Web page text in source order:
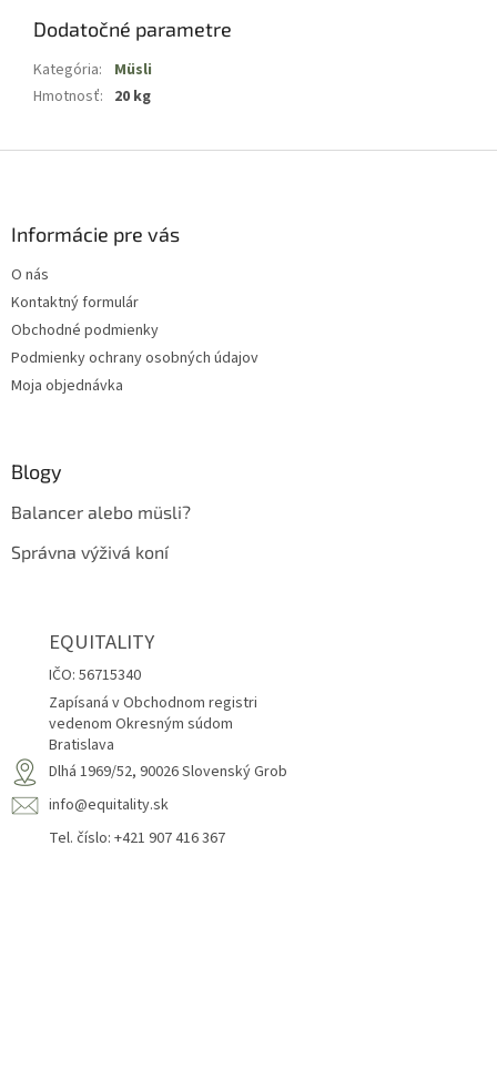
Dodatočné parametre
Kategória:
Müsli
Hmotnosť: 20 kg
Informácie pre vás
O nás
Kontaktný formulár
Obchodné podmienky
Podmienky ochrany osobných údajov
Moja objednávka
Blogy
Balancer alebo müsli?
Správna výživá koní
EQUITALITY
IČO: 56715340
Zapísaná v Obchodnom registri
vedenom Okresným súdom
Bratislava
Dlhá 1969/52, 90026 Slovenský Grob
info@equitality.sk
Tel. číslo: +421 907 416 367